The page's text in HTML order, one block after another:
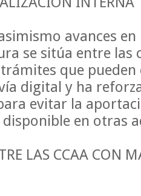
avances
se sitúa entre las
que pueden
digital y ha
evitar la
en otras
LAS CCAA CON